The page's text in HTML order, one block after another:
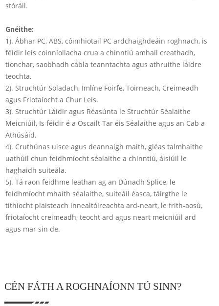
stóráil.
Gnéithe:
1). Ábhar PC, ABS, cóimhiotail PC ardchaighdeáin roghnach, is
féidir leis coinníollacha crua a chinntiú amhail creathadh,
tionchar, saobhadh cábla teanntachta agus athruithe láidre
teochta.
2). Struchtúr Soladach, Imlíne Foirfe, Toirneach, Creimeadh
agus Friotaíocht a Chur Leis.
3). Struchtúr Láidir agus Réasúnta le Struchtúr Séalaithe
Meicniúil, Is féidir é a Oscailt Tar éis Séalaithe agus an Cab a
Athúsáid.
4). Cruthúnas uisce agus deannaigh maith, gléas talmhaithe
uathúil chun feidhmíocht séalaithe a chinntiú, áisiúil le
haghaidh suiteála.
5). Tá raon feidhme leathan ag an Dúnadh Splice, le
feidhmíocht mhaith séalaithe, suiteáil éasca, táirgthe le
tithíocht plaisteach innealtóireachta ard-neart, le frith-aosú,
friotaíocht creimeadh, teocht ard agus neart meicniúil ard
agus mar sin de.
CÉN FÁTH A ROGHNAÍONN TÚ SINN?